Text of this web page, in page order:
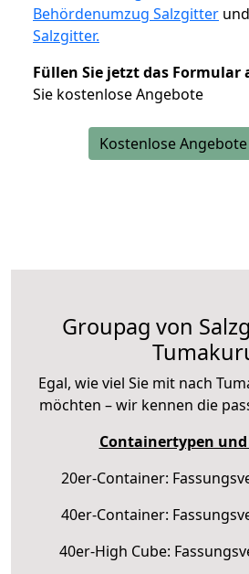
Behördenumzug Salzgitter und
Salzgitter.
Füllen Sie jetzt das Formular
Sie kostenlose Angebote
Kostenlose
Groupag von
Egal, wie viel Sie mit nach
möchten – wir kennen die
Containertypen
20er-Container:
40er-Container:
40er-High Cube: